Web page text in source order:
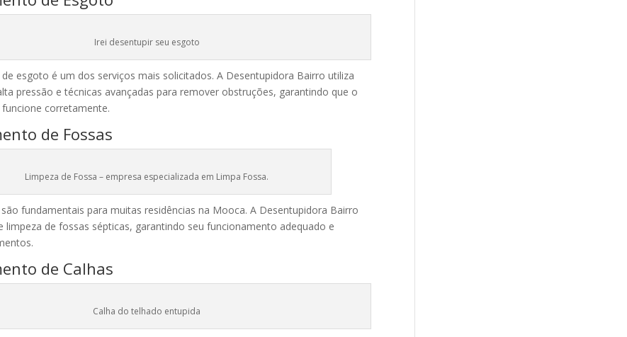
Irei desentupir seu esgoto
esgoto é um dos serviços mais solicitados. A Desentupidora Bairro utiliza
pressão e técnicas avançadas para remover obstruções, garantindo que o
corretamente.
de Fossas
Limpeza de Fossa – empresa especializada em Limpa Fossa.
fundamentais para muitas residências na Mooca. A Desentupidora Bairro
limpeza de fossas sépticas, garantindo seu funcionamento adequado e
de Calhas
Calha do telhado entupida